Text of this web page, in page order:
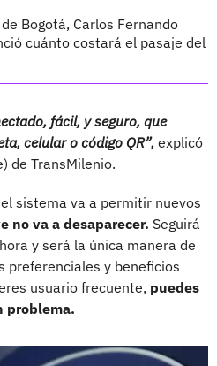
Bogotá, Carlos Fernando
cuánto costará el pasaje del
fácil, y seguro, que
celular o código QR”, explicó
de TransMilenio.
sistema va a permitir nuevos
no va a desaparecer. Seguirá
y será la única manera de
preferenciales y beneficios
usuario frecuente, puedes
problema.